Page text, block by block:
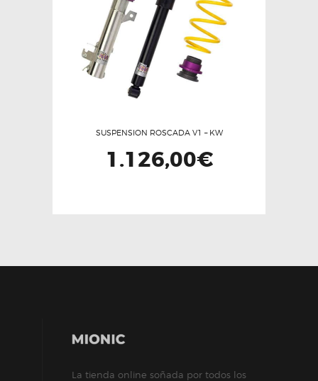
pueden
elegir
en
página
SUSPENSION ROSCADA V1 – KW
1.126,00€
La tienda online soñada por todos los